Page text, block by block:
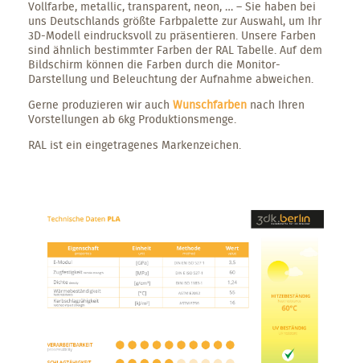
Vollfarbe, metallic, transparent, neon, … – Sie haben bei
uns Deutschlands größte Farbpalette zur Auswahl, um Ihr
3D-Modell eindrucksvoll zu präsentieren. Unsere Farben
sind ähnlich bestimmter Farben der RAL Tabelle. Auf dem
Bildschirm können die Farben durch die Monitor-
Darstellung und Beleuchtung der Aufnahme abweichen.
Gerne produzieren wir auch Wunschfarben nach Ihren
Vorstellungen ab 6kg Produktionsmenge.
RAL ist ein eingetragenes Markenzeichen.